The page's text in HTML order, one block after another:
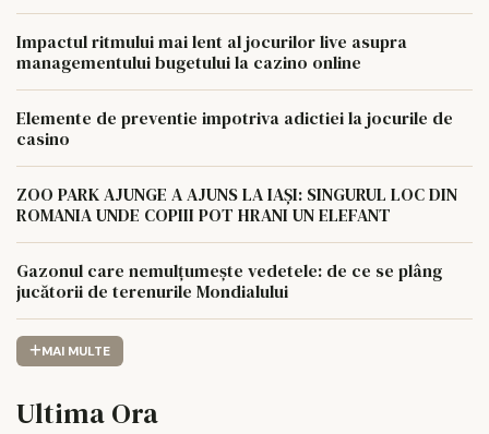
Impactul ritmului mai lent al jocurilor live asupra
managementului bugetului la cazino online
Elemente de preventie impotriva adictiei la jocurile de
casino
ZOO PARK AJUNGE A AJUNS LA IAȘI: SINGURUL LOC DIN
ROMANIA UNDE COPIII POT HRANI UN ELEFANT
Gazonul care nemulțumește vedetele: de ce se plâng
jucătorii de terenurile Mondialului
MAI MULTE
Ultima Ora